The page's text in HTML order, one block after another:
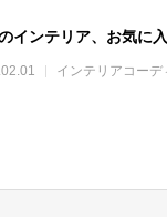
インテリア、お気に
インテリアコーデ